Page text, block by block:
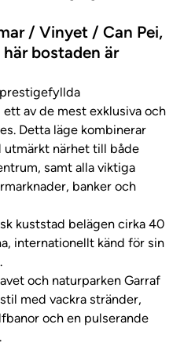
/ Vinyet / Can Pei,
bostaden är
av de mest exklusiva och
Detta läge kombinerar
utmärkt närhet till både
samt alla viktiga
banker och
kuststad belägen cirka 40
​​internationellt känd för sin
och naturparken Garraf
med vackra stränder,
och en pulserande